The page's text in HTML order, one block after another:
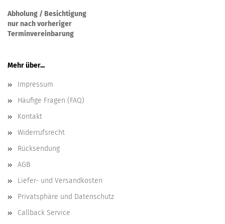
Abholung / Besichtigung
nur nach vorheriger
Terminvereinbarung
Mehr über...
Impressum
Häufige Fragen (FAQ)
Kontakt
Widerrufsrecht
Rücksendung
AGB
Liefer- und Versandkosten
Privatsphäre und Datenschutz
Callback Service